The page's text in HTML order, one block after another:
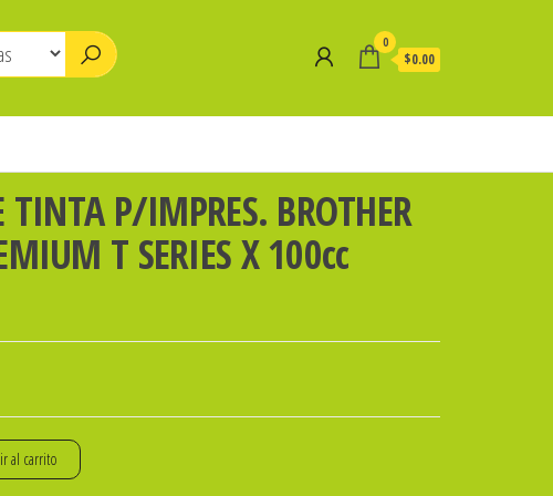
0
$0.00
TINTA P/IMPRES. BROTHER
T SERIES X 100cc
al carrito